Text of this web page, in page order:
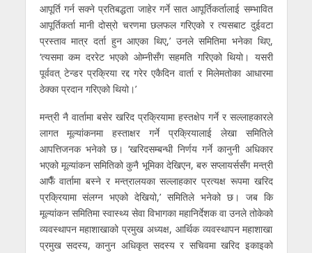
आपूर्ति गर्न सक्ने प्रतिबद्धता जाहेर गर्ने सात आपूर्तिकर्तालाई सम्भावित
आपूर्तिकर्ता मानी दोस्रो चरणमा छलफल गरिएको र त्यसबाट दुईवटा
प्रस्ताव मात्र दर्ता हुन आएका थिए,’ उनले समितिमा भनेका थिए,
‘त्यसमा कम दररेट भएको ओम्नीसँग सहमति गरिएको थियो। यसरी
पूर्ववत् टेन्डर प्रक्रिया रद्द गरेर एकैदिन वार्ता र मिलेमतोका आधारमा
ठेक्का प्रदान गरिएको थियो।’
मन्त्री नै वार्तामा बसेर खरिद प्रक्रियामा हस्तक्षेप गर्ने र सल्लाहकारले
लागत मूल्यांकनमा हस्ताक्षर गर्ने प्रक्रियालाई लेखा समितिले
आपत्तिजनक भनेको छ। ‘खरिदसम्बन्धी निर्णय गर्ने कानुनी अधिकार
भएको मूल्यांकन समितिको कुनै भूमिका देखिएन, बरु सप्लायर्ससँग मन्त्री
आफैँ वार्तामा बस्ने र मन्त्रालयका सल्लाहकार प्रत्यक्ष रूपमा खरिद
प्रक्रियामा संलग्न भएको देखियो,’ समितिले भनेको छ। जब कि
मूल्यांकन समितिमा स्वास्थ्य सेवा विभागका महानिर्देशक वा उनले तोकेको
व्यवस्थापन महाशाखाको प्रमुख अध्यक्ष, आर्थिक व्यवस्थापन महाशाखा
प्रमुख सदस्य, कानुन अधिकृत सदस्य र सचिवमा खरिद इकाइको